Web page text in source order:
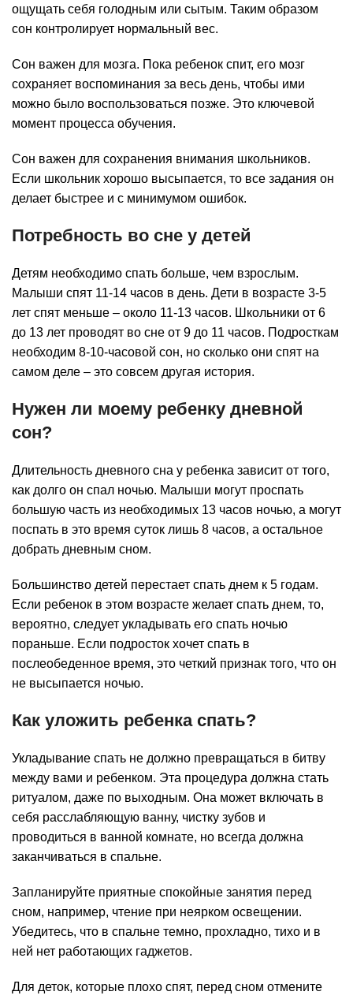
ощущать себя голодным или сытым. Таким образом
сон контролирует нормальный вес.
Сон важен для мозга. Пока ребенок спит, его мозг
сохраняет воспоминания за весь день, чтобы ими
можно было воспользоваться позже. Это ключевой
момент процесса обучения.
Сон важен для сохранения внимания школьников.
Если школьник хорошо высыпается, то все задания он
делает быстрее и с минимумом ошибок.
Потребность во сне у детей
Детям необходимо спать больше, чем взрослым.
Малыши спят 11-14 часов в день. Дети в возрасте 3-5
лет спят меньше – около 11-13 часов. Школьники от 6
до 13 лет проводят во сне от 9 до 11 часов. Подросткам
необходим 8-10-часовой сон, но сколько они спят на
самом деле – это совсем другая история.
Нужен ли моему ребенку дневной
сон?
Длительность дневного сна у ребенка зависит от того,
как долго он спал ночью. Малыши могут проспать
большую часть из необходимых 13 часов ночью, а могут
поспать в это время суток лишь 8 часов, а остальное
добрать дневным сном.
Большинство детей перестает спать днем к 5 годам.
Если ребенок в этом возрасте желает спать днем, то,
вероятно, следует укладывать его спать ночью
пораньше. Если подросток хочет спать в
послеобеденное время, это четкий признак того, что он
не высыпается ночью.
Как уложить ребенка спать?
Укладывание спать не должно превращаться в битву
между вами и ребенком. Эта процедура должна стать
ритуалом, даже по выходным. Она может включать в
себя расслабляющую ванну, чистку зубов и
проводиться в ванной комнате, но всегда должна
заканчиваться в спальне.
Запланируйте приятные спокойные занятия перед
сном, например, чтение при неярком освещении.
Убедитесь, что в спальне темно, прохладно, тихо и в
ней нет работающих гаджетов.
Для деток, которые плохо спят, перед сном отмените